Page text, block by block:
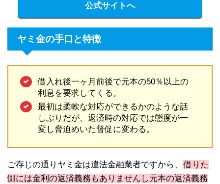
公式サイトへ
ヤミ金の手口と特徴
借入れ後一ヶ月前後で元本の50％以上の
利息を要求してくる。
最初は柔軟な対応ができるかのような話
しぶりだが、返済時の対応では態度が一
変し脅迫めいた督促に変わる。
ご存じの通りヤミ金は違法金融業者ですから、
借りた
側には金利の返済義務もありませんし元本の返済義務